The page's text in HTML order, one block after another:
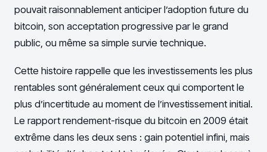
pouvait raisonnablement anticiper l’adoption future du
bitcoin, son acceptation progressive par le grand
public, ou même sa simple survie technique.
Cette histoire rappelle que les investissements les plus
rentables sont généralement ceux qui comportent le
plus d’incertitude au moment de l’investissement initial.
Le rapport rendement-risque du bitcoin en 2009 était
extrême dans les deux sens : gain potentiel infini, mais